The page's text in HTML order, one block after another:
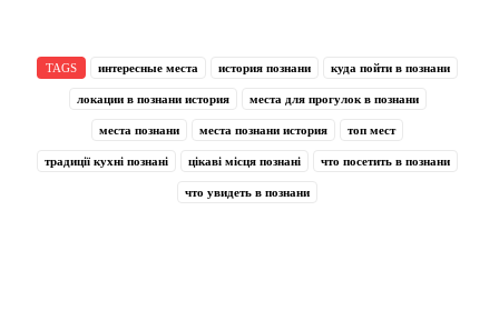
TAGS интересные места история познани куда пойти в познани
локации в познани история места для прогулок в познани
места познани места познани история топ мест
традиції кухні познані цікаві місця познані что посетить в познани
что увидеть в познани